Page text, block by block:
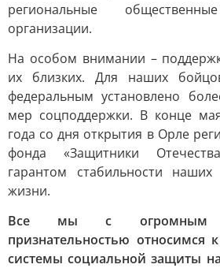
региональные
организации.
На особом внимании –
их близких. Для наших
федеральным установлено
мер соцподдержки. В конце
года со дня открытия в Орле
фонда «Защитники
гарантом стабильности
жизни.
Все мы с огромным
признательностью относимся
системы социальной защиты